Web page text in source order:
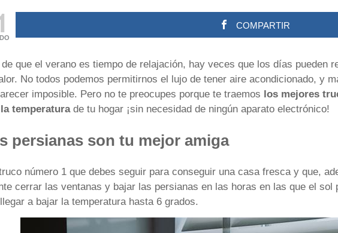
COMPARTIR
que el verano es tiempo de relajación, hay veces que los días pueden
No todos podemos permitirnos el lujo de tener aire acondicionado, y
imposible. Pero no te preocupes porque te traemos los mejores
temperaturade tu hogar ¡sin necesidad de ningún aparato electrónico!
persianas son tu mejor amiga
número 1 que debes seguir para conseguir una casa fresca y que,
cerrar las ventanas y bajar las persianas en las horas en las que el sol
a bajar la temperatura hasta 6 grados.